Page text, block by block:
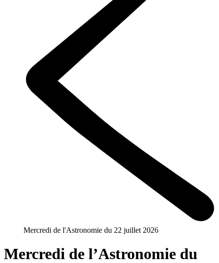
Mercredi de l'Astronomie du 22 juillet 2026
Mercredi de l’Astronomie du